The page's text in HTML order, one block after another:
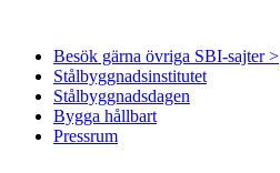
Besök gärna övriga SBI-sajter >
Stålbyggnadsinstitutet
Stålbyggnadsdagen
Bygga hållbart
Pressrum